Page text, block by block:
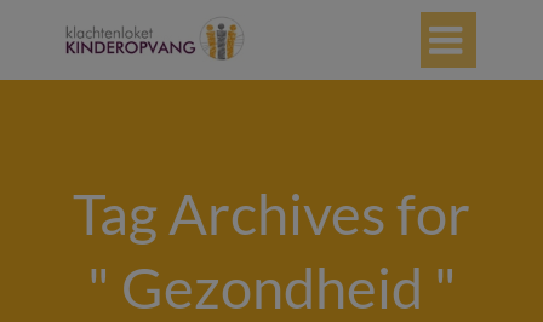

Tag Archives for
" Gezondheid "